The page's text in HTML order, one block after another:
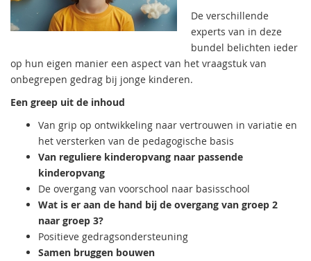
De verschillende
experts van in deze
bundel belichten ieder
op hun eigen manier een aspect van het vraagstuk van
onbegrepen gedrag bij jonge kinderen.
Een greep uit de inhoud
Van grip op ontwikkeling naar vertrouwen in variatie en
het versterken van de pedagogische basis
Van reguliere kinderopvang naar passende
kinderopvang
De overgang van voorschool naar basisschool
Wat is er aan de hand bij de overgang van groep 2
naar groep 3?
Positieve gedragsondersteuning
Samen bruggen bouwen